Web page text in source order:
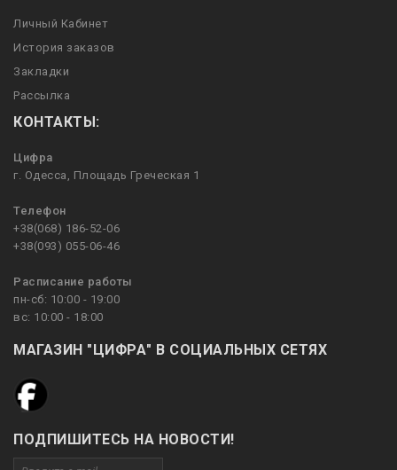
Личный Кабинет
История заказов
Закладки
Рассылка
КОНТАКТЫ:
Цифра
г. Одесса, Площадь Греческая 1
Телефон
+38(068) 186-52-06
+38(093) 055-06-46
Расписание работы
пн-сб: 10:00 - 19:00
вс: 10:00 - 18:00
МАГАЗИН "ЦИФРА" В СОЦИАЛЬНЫХ СЕТЯХ
ПОДПИШИТЕСЬ НА НОВОСТИ!